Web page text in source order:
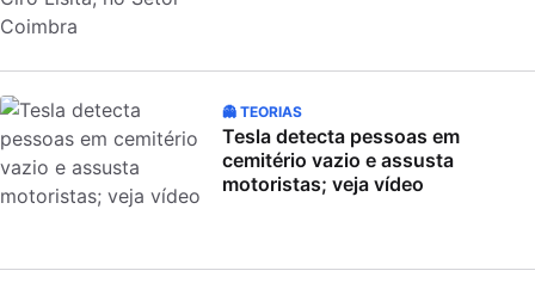
👻 TEORIAS
Tesla detecta pessoas em
cemitério vazio e assusta
motoristas; veja vídeo